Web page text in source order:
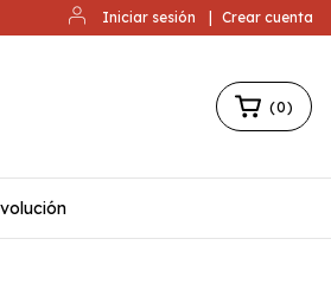
Iniciar sesión Crear cuenta
(0)